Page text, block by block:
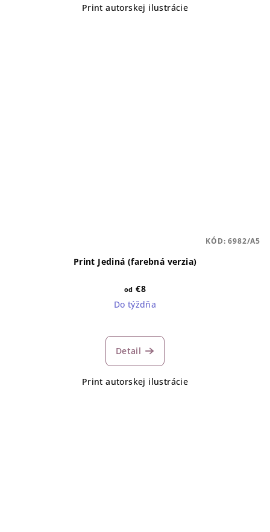
Print autorskej ilustrácie
Print Jediná (farebná verzia)
od €8
Do týždňa
Detail
Print autorskej ilustrácie
KÓD:6982/A5